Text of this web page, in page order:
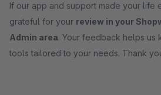
If our app and support made your life
grateful for your review in your
Admin area. Your feedback helps us
tools tailored to your needs. Thank